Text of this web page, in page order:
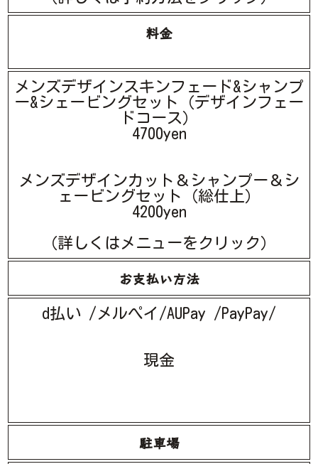
料金
メンズデザインスキンフェード&シャンプ
ー&シェービングセット（デザインフェー
ドコース）
4700yen
メンズデザインカット＆シャンプー＆シ
ェービングセット（総仕上）
4200yen
（詳しくはメニューをクリック）
お支払い方法
d払い /メルぺイ/AUPay /PayPay/
現金
駐車場